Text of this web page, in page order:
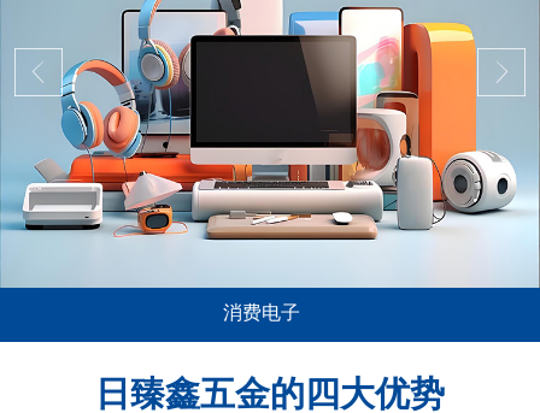
电脑平板的音箱喇叭网面板，电视机及投影
，扫地机器人的蚀刻过滤网，剃须刀剃须网
薄0.01mm
料带蚀刻，
日臻鑫五金的四大优势